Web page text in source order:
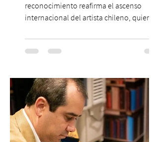
reconocimiento reafirma el ascenso
internacional del artista chileno, quien
en la escena global. MIAMI, FL (3 de agosto
de 2026) — FloyyMenor ha sido
Under 21 por tercer año consecutivo,
formando parte una vez más de la
selección anual de la publicación que
destaca a los artistas menores de 21 años
más influyentes de la industria musical.
Este reconocimiento reaf